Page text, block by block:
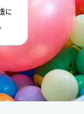
に